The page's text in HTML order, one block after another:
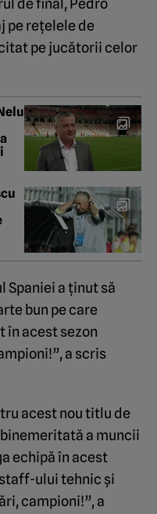
de final, Pedro
pe rețelele de
pe jucătorii celor
Spaniei a ținut să
bun pe care
în acest sezon
a scris
acest nou titlu de
a muncii
echipă în acest
ului tehnic și
campioni!”, a